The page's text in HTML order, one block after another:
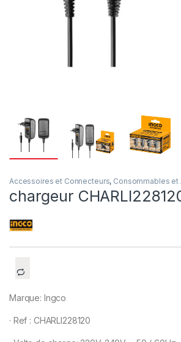
Accessoires et Connecteurs, Consommables et
chargeur
Marque: Ingco
· Ref : CHARLI228120